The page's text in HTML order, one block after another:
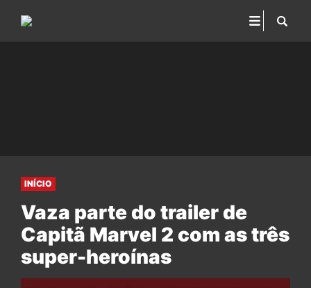
INÍCIO
Vaza parte do trailer de
Capitã Marvel 2 com as três
super-heroínas